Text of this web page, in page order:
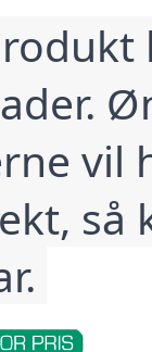
vil
så